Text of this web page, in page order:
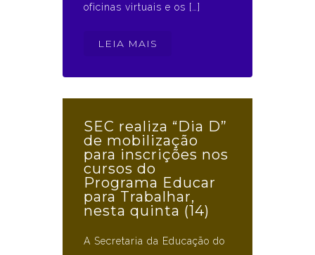
oficinas virtuais e os […]
LEIA MAIS
SEC realiza “Dia D”
de mobilização
para inscrições nos
cursos do
Programa Educar
para Trabalhar,
nesta quinta (14)
A Secretaria da Educação do